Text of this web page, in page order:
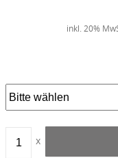
inkl. 20%